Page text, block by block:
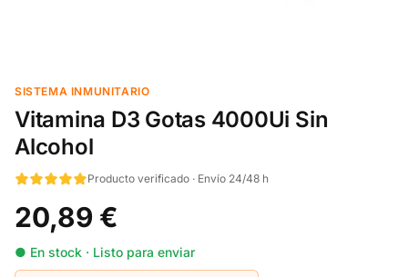
SISTEMA INMUNITARIO
Vitamina D3 Gotas 4000Ui Sin
Alcohol
Producto verificado · Envío 24/48 h
20,89 €
● En stock · Listo para enviar